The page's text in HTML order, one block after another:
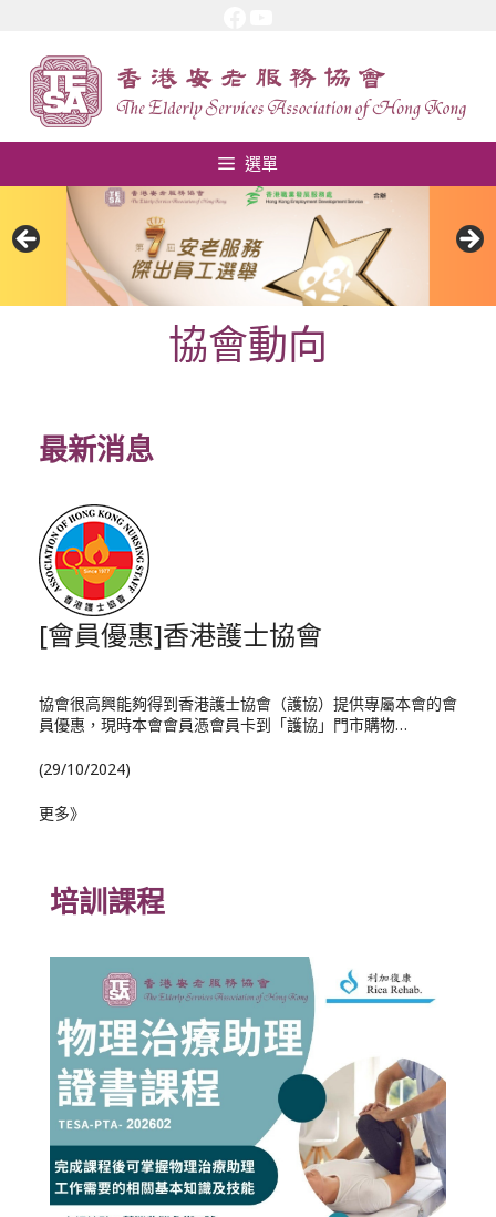
選單
協會動向
最新消息
[會員優惠]香港護士協會
協會很高興能夠得到香港護士協會（護協）提供專屬本會的會
員優惠，現時本會會員憑會員卡到「護協」門市購物…
(29/10/2024)
更多》
培訓課程